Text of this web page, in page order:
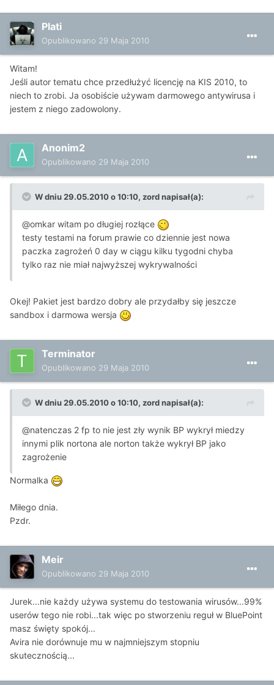
Plati
Opublikowano 29 Maja 2010
Witam!
Jeśli autor tematu chce przedłużyć licencję na KIS 2010, to
niech to zrobi. Ja osobiście używam darmowego antywirusa i
jestem z niego zadowolony.
Anonim2
Opublikowano 29 Maja 2010
W dniu 29.05.2010 o 10:10, zord napisał(a):
@omkar witam po długiej rozłące
testy testami na forum prawie co dziennie jest nowa
paczka zagrożeń 0 day w ciągu kilku tygodni chyba
tylko raz nie miał najwyższej wykrywalności
Okej! Pakiet jest bardzo dobry ale przydałby się jeszcze
sandbox i darmowa wersja
Terminator
Opublikowano 29 Maja 2010
W dniu 29.05.2010 o 10:10, zord napisał(a):
@natenczas 2 fp to nie jest zły wynik BP wykrył miedzy
innymi plik nortona ale norton także wykrył BP jako
zagrożenie
Normalka
Miłego dnia.
Pzdr.
Meir
Opublikowano 29 Maja 2010
Jurek...nie każdy używa systemu do testowania wirusów...99%
userów tego nie robi...tak więc po stworzeniu reguł w BluePoint
masz święty spokój...
Avira nie dorównuje mu w najmniejszym stopniu
skutecznością...